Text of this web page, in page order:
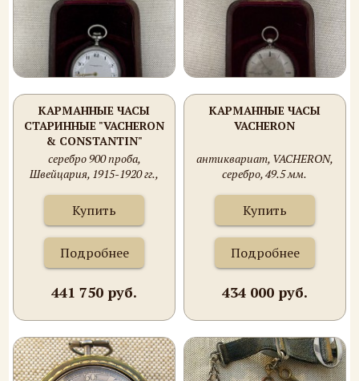
КАРМАННЫЕ ЧАСЫ
СТАРИННЫЕ "VACHERON
& CONSTANTIN"
серебро 900 проба,
Швейцария, 1915-1920 гг.,
Купить
Подробнее
441 750 руб.
КАРМАННЫЕ ЧАСЫ
VACHERON
антиквариат, VACHERON,
серебро, 49.5 мм.
Купить
Подробнее
434 000 руб.